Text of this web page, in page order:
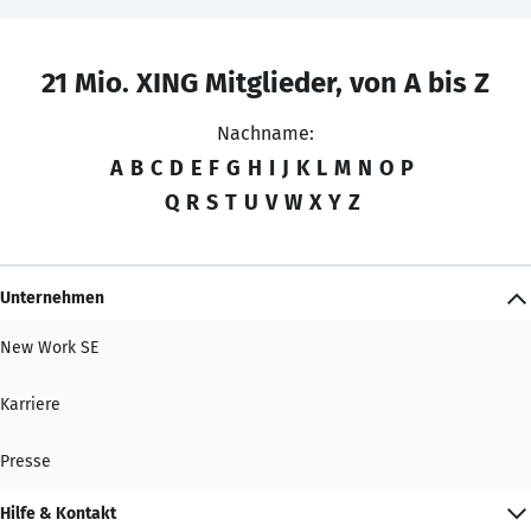
21 Mio. XING Mitglieder, von A bis Z
Nachname:
A B C D E F G H I J K L M N O P
Q R S T U V W X Y Z
Unternehmen
New Work SE
Karriere
Presse
Hilfe & Kontakt